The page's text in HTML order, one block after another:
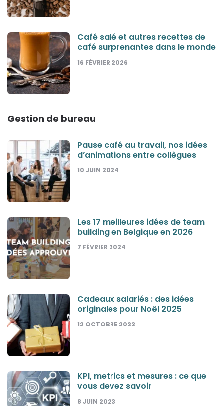
Café salé et autres recettes de
café surprenantes dans le monde
16 FÉVRIER 2026
Gestion de bureau
Pause café au travail, nos idées
d’animations entre collègues
10 JUIN 2024
Les 17 meilleures idées de team
building en Belgique en 2026
7 FÉVRIER 2024
Cadeaux salariés : des idées
originales pour Noël 2025
12 OCTOBRE 2023
KPI, metrics et mesures : ce que
vous devez savoir
8 JUIN 2023